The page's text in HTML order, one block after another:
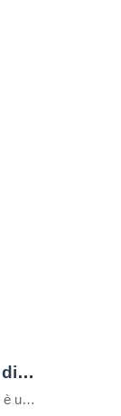
Museo dell’Energia di Ripi
Il Museo dell’Energia di Ripi è un laboratorio didattico, museo geologico e museo scientifico insieme, un luogo ideale per comprendere il mondo dell’Energia. L’idea iniziale nasce dalla presenza di alcuni pozzi di petrolio, ancora oggi in funzione e dal recupero di due manufatti dismessi, un mattatoio e un lavatoio. A Ripi fu scoperto uno dei […]